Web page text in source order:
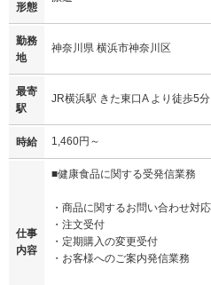
形態
勤務
地
神奈川県 横浜市神奈川区
最寄
駅
JR横浜駅 きた東口A より徒歩5分
時給 1,460円～
仕事
内容
■健康食品に関する受発信業務
・商品に関するお問い合わせ対応
・注文受付
・定期購入の変更受付
・お客様へのご案内発信業務